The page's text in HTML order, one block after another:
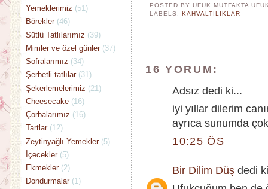
POSTED BY UFUK MUTFAKTA
LABELS:KAHVALTILIKLAR
16 YORUM:
Adsız dedi ki...
iyi yıllar dilerim
ayrıca sunumda
10:25 ÖS
Bir Dilim Düş dedi
Yemeklerimiz (51)
Börekler (46)
Sütlü Tatlılarımız (39)
Mimler ve özel günler (37)
Sofralarımız (34)
Şerbetli tatlılar (31)
Şekerlemelerimiz (21)
Cheesecake (16)
Çorbalarımız (16)
Tartlar (12)
Zeytinyağlı Yemekler (5)
İçecekler (5)
Ekmekler (2)
Dondurmalar (1)